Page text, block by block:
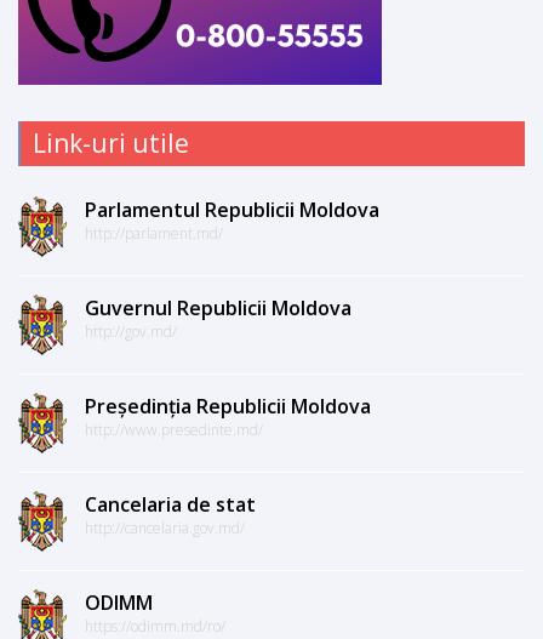
Link-uri utile
Parlamentul Republicii Moldova
http://parlament.md/
Guvernul Republicii Moldova
http://gov.md/
Președinția Republicii Moldova
http://www.presedinte.md/
Cancelaria de stat
http://cancelaria.gov.md/
ODIMM
https://odimm.md/ro/